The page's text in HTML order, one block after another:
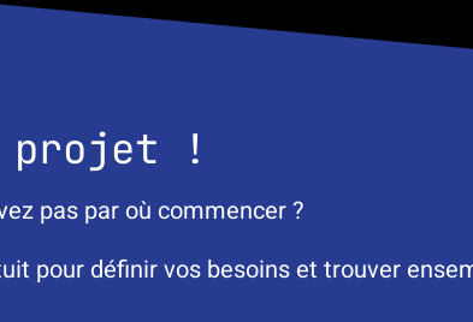
projet !
pas par où commencer ?
pour définir vos besoins et trouver